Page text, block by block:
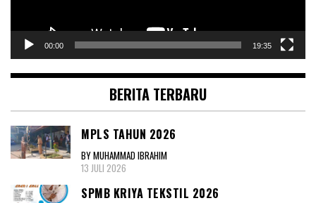
00:00 19:35
BERITA TERBARU
MPLS TAHUN 2026
BY MUHAMMAD IBRAHIM
13 JULI 2026
SPMB KRIYA TEKSTIL 2026